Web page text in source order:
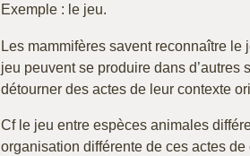
Exemple : le jeu.
Les mammifères savent reconnaître
jeu peuvent se produire dans d’autres
détourner des actes de leur contexte
Cf le jeu entre espèces animales
organisation différente de ces actes